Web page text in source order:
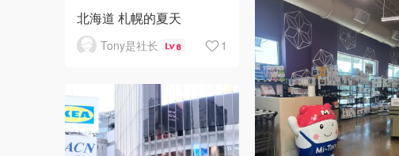
北海道 札幌的夏天
Tony是社长 6 1